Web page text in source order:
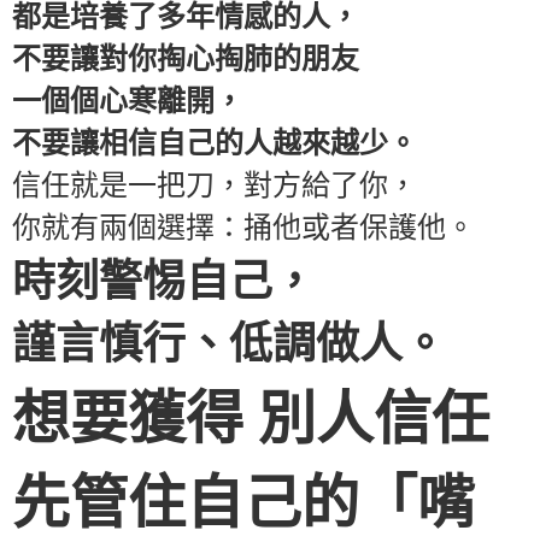
都是培養了多年情感的人，
不要讓對你掏心掏肺的朋友
一個個心寒離開，
不要讓相信自己的人越來越少。
信任就是一把刀，對方給了你，
你就有兩個選擇：捅他或者保護他。
時刻警惕自己，
謹言慎行、低調做人。
想要獲得 別人信任
先管住自己的「嘴